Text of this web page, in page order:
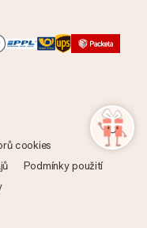
cookies
Podmínky použití